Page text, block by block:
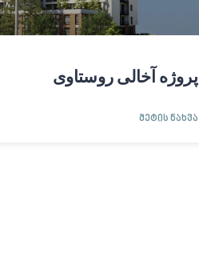
پروژه آخالی روستاوی
ᲛᲔᲢᲘᲡ ᲜᲐᲮᲕᲐ